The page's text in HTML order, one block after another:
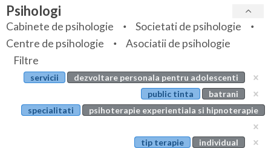
Bihor
Bistrita-Nasaud
Botosani
Brasov
Specialitati
Servicii
Articole
Evenimente
Cabinet
Psihologi
Cabinete de psihologie
Societati de psihologie
Centre de psihologie
Asociatii de psihologie
Filtre
servicii
dezvoltare personala pentru adolescenti
public tinta
batrani
specialitati
psihoterapie experientiala si hipnoterapie
tip terapie
individual